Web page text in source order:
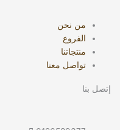
من نحن
الفروع
منتجاتنا
تواصل معنا
إتصل بنا